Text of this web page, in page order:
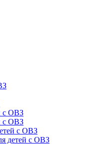
с ОВЗ
с ОВЗ
с ОВЗ
детей с ОВЗ